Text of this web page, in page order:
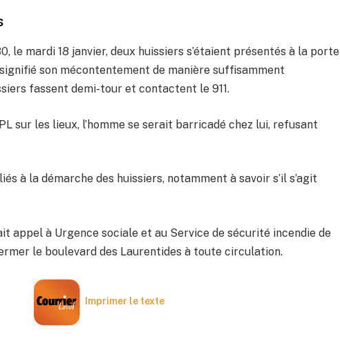
le mardi 18 janvier, deux huissiers s’étaient présentés à la porte
son mécontentement de manière suffisamment
fassent demi-tour et contactent le 911.
sur les lieux, l’homme se serait barricadé chez lui, refusant
à la démarche des huissiers, notamment à savoir s’il s’agit
appel à Urgence sociale et au Service de sécurité incendie de
le boulevard des Laurentides à toute circulation.
Imprimer le texte